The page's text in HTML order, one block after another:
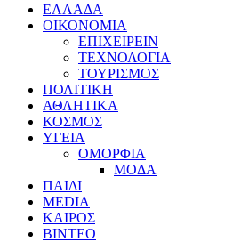
ΕΛΛΑΔΑ
ΟΙΚΟΝΟΜΙΑ
ΕΠΙΧΕΙΡΕΙΝ
ΤΕΧΝΟΛΟΓΙΑ
ΤΟΥΡΙΣΜΟΣ
ΠΟΛΙΤΙΚΗ
ΑΘΛΗΤΙΚΑ
ΚΟΣΜΟΣ
ΥΓΕΙΑ
ΟΜΟΡΦΙΑ
ΜΟΔΑ
ΠΑΙΔΙ
MEDIA
ΚΑΙΡΟΣ
ΒΙΝΤΕΟ